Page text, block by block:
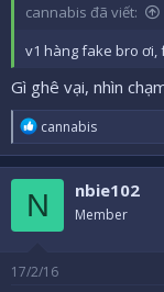
cannabis đã viết:
v1 hàng fake bro ơi,
Gì ghê vại, nhìn
R
e
a
c
i
o
s
cannabis
N nbie102
Member
17/2/16